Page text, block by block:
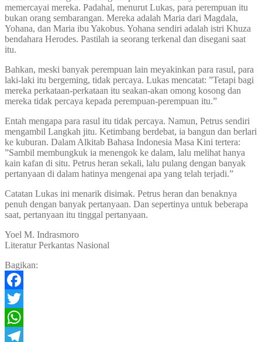
memercayai mereka. Padahal, menurut Lukas, para perempuan itu
bukan orang sembarangan. Mereka adalah Maria dari Magdala,
Yohana, dan Maria ibu Yakobus. Yohana sendiri adalah istri Khuza
bendahara Herodes. Pastilah ia seorang terkenal dan disegani saat
itu.
Bahkan, meski banyak perempuan lain meyakinkan para rasul, para
laki-laki itu bergeming, tidak percaya. Lukas mencatat: ”Tetapi bagi
mereka perkataan-perkataan itu seakan-akan omong kosong dan
mereka tidak percaya kepada perempuan-perempuan itu.”
Entah mengapa para rasul itu tidak percaya. Namun, Petrus sendiri
mengambil Langkah jitu. Ketimbang berdebat, ia bangun dan berlari
ke kuburan. Dalam Alkitab Bahasa Indonesia Masa Kini tertera:
”Sambil membungkuk ia menengok ke dalam, lalu melihat hanya
kain kafan di situ. Petrus heran sekali, lalu pulang dengan banyak
pertanyaan di dalam hatinya mengenai apa yang telah terjadi.”
Catatan Lukas ini menarik disimak. Petrus heran dan benaknya
penuh dengan banyak pertanyaan. Dan sepertinya untuk beberapa
saat, pertanyaan itu tinggal pertanyaan.
Yoel M. Indrasmoro
Literatur Perkantas Nasional
Bagikan:
Facebook
Twitter
WhatsApp